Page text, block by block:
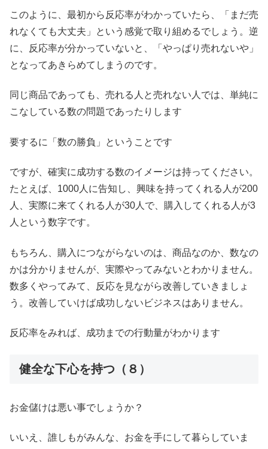
このように、最初から反応率がわかっていたら、「まだ売
れなくても大丈夫」という感覚で取り組めるでしょう。逆
に、反応率が分かっていないと、「やっぱり売れないや」
となってあきらめてしまうのです。
同じ商品であっても、売れる人と売れない人では、単純に
こなしている数の問題であったりします
要するに「数の勝負」ということです
ですが、確実に成功する数のイメージは持ってください。
たとえば、1000人に告知し、興味を持ってくれる人が200
人、実際に来てくれる人が30人で、購入してくれる人が3
人という数字です。
もちろん、購入につながらないのは、商品なのか、数なの
かは分かりませんが、実際やってみないとわかりません。
数多くやってみて、反応を見ながら改善していきましょ
う。改善していけば成功しないビジネスはありません。
反応率をみれば、成功までの行動量がわかります
健全な下心を持つ（８）
お金儲けは悪い事でしょうか？
いいえ、誰しもがみんな、お金を手にして暮らしていま